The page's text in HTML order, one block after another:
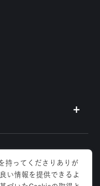
+
持ってくださりありが
い情報を提供できるよ